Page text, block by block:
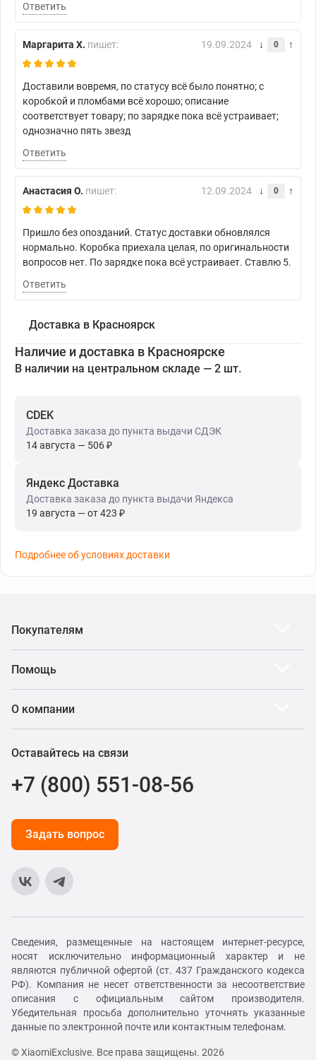
Ответить
Маргарита Х. пишет: 19.09.2024 0
Доставили вовремя, по статусу всё было понятно; с
коробкой и пломбами всё хорошо; описание
соответствует товару; по зарядке пока всё устраивает;
однозначно пять звезд
Ответить
Анастасия О. пишет: 12.09.2024 0
Пришло без опозданий. Статус доставки обновлялся
нормально. Коробка приехала целая, по оригинальности
вопросов нет. По зарядке пока всё устраивает. Ставлю 5.
Ответить
Доставка в Красноярск
Наличие и доставка в Красноярске
В наличии на центральном складе — 2 шт.
CDEK
Доставка заказа до пункта выдачи СДЭК
14 августа — 506 ₽
Яндекс Доставка
Доставка заказа до пункта выдачи Яндекса
19 августа — от 423 ₽
Подробнее об условиях доставки
Покупателям
Помощь
О компании
Оставайтесь на связи
+7 (800) 551-08-56
Задать вопрос
Сведения, размещенные на настоящем интернет-ресурсе,
носят исключительно информационный характер и не
являются публичной офертой (ст. 437 Гражданского кодекса
РФ). Компания не несет ответственности за несоответствие
описания с официальным сайтом производителя.
Убедительная просьба дополнительно уточнять указанные
данные по электронной почте или контактным телефонам.
© XiaomiExclusive. Все права защищены. 2026